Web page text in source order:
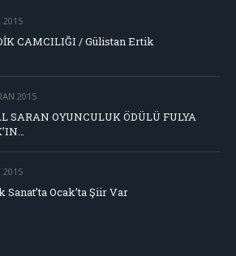
2015
CAMCILIĞI / Gülistan Ertik
2015
SARAN OYUNCULUK ÖDÜLÜ FULYA
2015
Sanat’ta Ocak’ta Şiir Var